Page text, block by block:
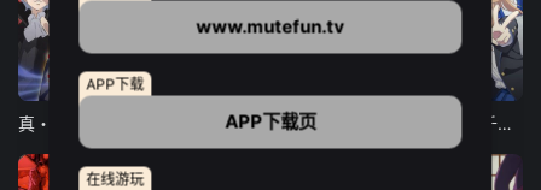
12集全
东京猫猫 NEW～♡ 弹珠汽水瓶里的千岁同学
www.mutefun.tv
APP下载
APP下载页
在线游玩